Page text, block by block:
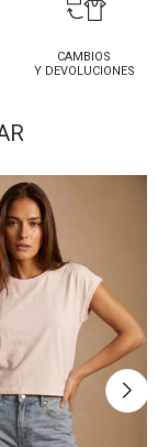
CAMBIOS
Y DEVOLUCIONES